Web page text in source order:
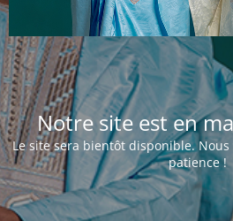
Notre site est en
Le site sera bientôt disponible.
patience !